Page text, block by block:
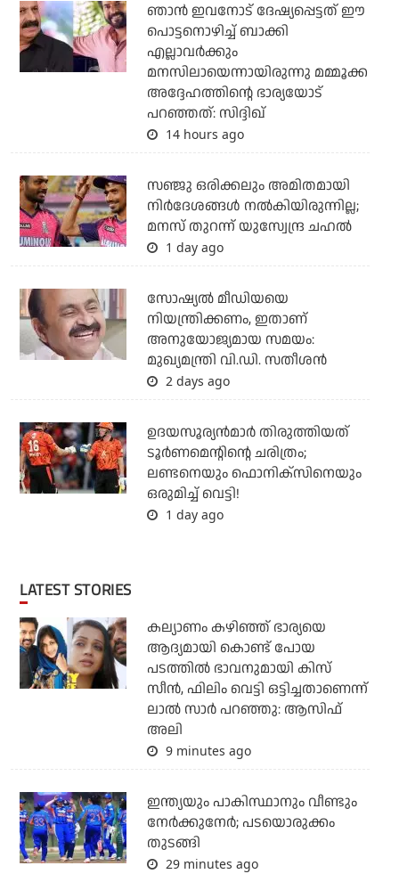
ഞാന്‍ ഇവനോട് ദേഷ്യപ്പെട്ടത് ഈ
പൊട്ടനൊഴിച്ച് ബാക്കി
എല്ലാവര്‍ക്കും
മനസിലായെന്നായിരുന്നു മമ്മൂക്ക
അദ്ദേഹത്തിന്റെ ഭാര്യയോട്
പറഞ്ഞത്: സിദ്ദിഖ്
14 hours ago
സഞ്ജു ഒരിക്കലും അമിതമായി
നിര്‍ദേശങ്ങള്‍ നല്‍കിയിരുന്നില്ല;
മനസ് തുറന്ന് യുസ്വേന്ദ്ര ചഹല്‍
1 day ago
സോഷ്യല്‍ മീഡിയയെ
നിയന്ത്രിക്കണം, ഇതാണ്
അനുയോജ്യമായ സമയം:
മുഖ്യമന്ത്രി വി.ഡി. സതീശന്‍
2 days ago
ഉദയസൂര്യന്‍മാര്‍ തിരുത്തിയത്
ടൂര്‍ണമെന്റിന്റെ ചരിത്രം;
ലണ്ടനെയും ഫൊനിക്‌സിനെയും
ഒരുമിച്ച് വെട്ടി!
1 day ago
LATEST STORIES
കല്യാണം കഴിഞ്ഞ് ഭാര്യയെ
ആദ്യമായി കൊണ്ട് പോയ
പടത്തില്‍ ഭാവനുമായി കിസ്
സീന്‍, ഫിലിം വെട്ടി ഒട്ടിച്ചതാണെന്ന്
ലാല്‍ സാര്‍ പറഞ്ഞു: ആസിഫ്
അലി
9 minutes ago
ഇന്ത്യയും പാകിസ്ഥാനും വീണ്ടും
നേര്‍ക്കുനേര്‍; പടയൊരുക്കം
തുടങ്ങി
29 minutes ago